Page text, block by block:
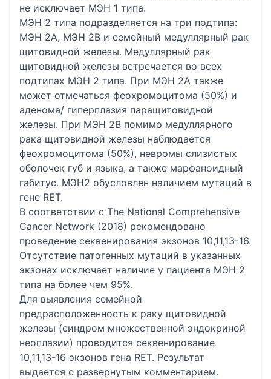
не исключает МЭН 1 типа.
МЭН 2 типа подразделяется на три подтипа:
МЭН 2А, МЭН 2B и семейный медуллярный рак
щитовидной железы. Медуллярный рак
щитовидной железы встречается во всех
подтипах МЭН 2 типа. При МЭН 2А также
может отмечаться феохромоцитома (50%) и
аденома/ гиперплазия паращитовидной
железы. При МЭН 2В помимо медуллярного
рака щитовидной железы наблюдается
феохромоцитома (50%), невромы слизистых
оболочек губ и языка, а также марфаноидный
габитус. МЭН2 обусловлен наличием мутаций в
гене RET.
В соответствии с The National Comprehensive
Cancer Network (2018) рекомендовано
проведение секвенирования экзонов 10,11,13-16.
Отсутствие патогенных мутаций в указанных
экзонах исключает наличие у пациента МЭН 2
типа на более чем 95%.
Для выявления семейной
предрасположенность к раку щитовидной
железы (синдром множественной эндокриной
неоплазии) проводится секвенирование
10,11,13-16 экзонов гена RET. Результат
выдается с развернутым комментарием.